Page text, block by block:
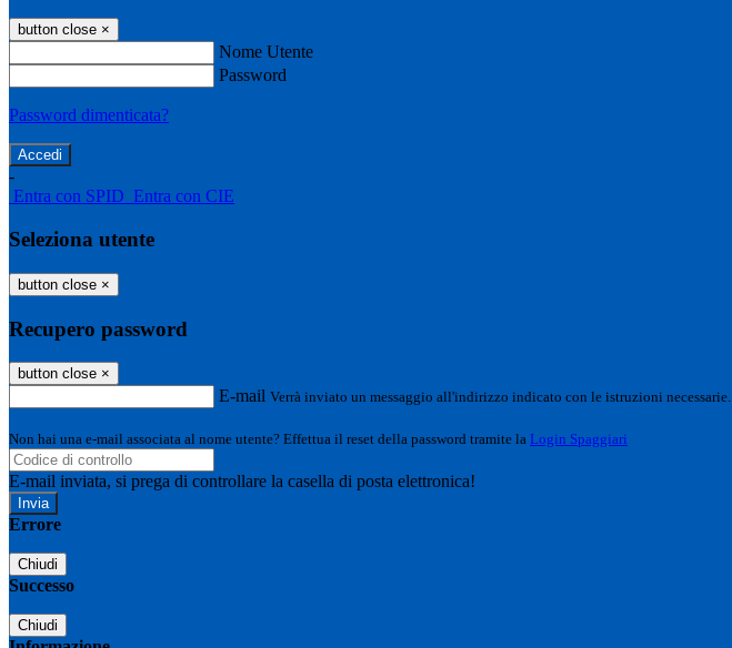
button close ×
Nome Utente
Password
Password dimenticata?
-
Entra con SPID Entra con CIE
Seleziona utente
button close ×
Recupero password
button close ×
E-mail Verrà inviato un messaggio all'indirizzo indicato con le istruzioni necessarie.
Non hai una e-mail associata al nome utente? Effettua il reset della password tramite la Login Spaggiari
E-mail inviata, si prega di controllare la casella di posta elettronica!
Errore
Chiudi
Successo
Chiudi